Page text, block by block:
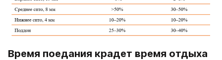
Время поедания крадет время отдыха